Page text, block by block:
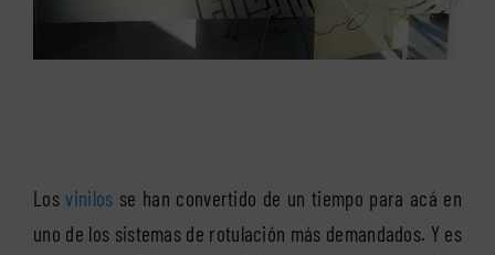
Losvinilos se han convertido de un tiempo para acá en
uno de los sistemas de rotulación más demandados. Y es